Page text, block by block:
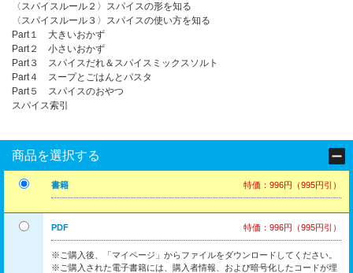
〈スパイスルール２〉スパイスの形を知る
〈スパイスルール３〉スパイスの使い方を知る
Part１ 大きいおかず
Part２ 小さいおかず
Part３ スパイスだれ＆スパイスミックスソルト
Part４ スープとごはんとパスタ
Part５ スパイスのおやつ
スパイス索引
商品を選択する
書籍 特価：996円（995円引）
PDF 特価：996円（995円引）
※ご購入後、「マイページ」からファイルをダウンロードしてください。
※ご購入された電子書籍には、購入者情報、および暗号化したコードが埋